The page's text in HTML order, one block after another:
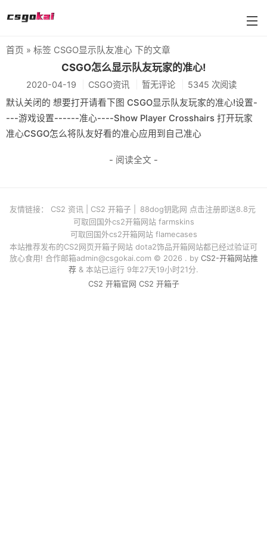
farmskins
88dog
flamecases
88hash-jp
首页 » 标签 CSGO显示队友准心 下的文章
CSGO怎么显示队友玩家的准心!
2020-04-19 CSGO资讯 暂无评论 5345 次阅读
默认关闭的 想要打开请看下图 CSGO显示队友玩家的准心!设置-
---游戏设置------准心----Show Player Crosshairs 打开玩家
准心CSGO怎么将队友好看的准心应用到自己准心
- 阅读全文 -
友情链接： CS2 资讯 CS2 开箱子
88dog钥匙网 点击注册即送8.8元
可取回国外cs2开箱网站 farmskins
可取回国外cs2开箱网站 flamecases
本站推荐发布的CS2网页开箱子网站 dota2饰品开箱网站都已经过验证可
放心食用! 合作邮箱admin@csgokai.com© 2026 . by CS2-开箱网站推
荐 & 本站已运行 9年27天19小时21分.
CS2 开箱官网 CS2 开箱子